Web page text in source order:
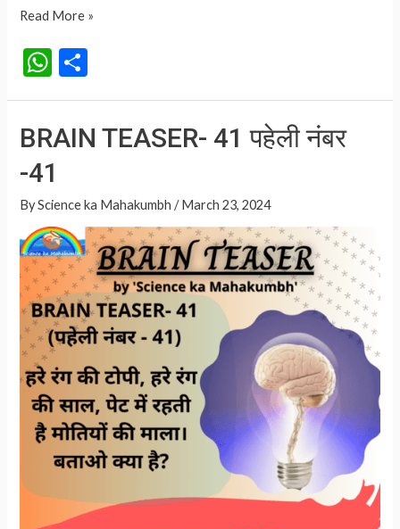
BRAIN
42
-42
Read More »
W
h
at
s
A
p
p
h
ar
e
BRAIN TEASER- 41 पहेली नंबर
-41
ByScience ka Mahakumbh /March 23, 2024